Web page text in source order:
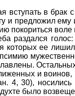
в брак
и предложил
воле
раздался
ее
и воинов,
4, 30),
было